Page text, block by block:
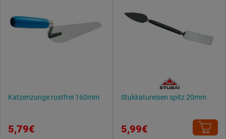
Katzenzunge rostfrei 160mm
5,79€
Stukkatureisen spitz 20mm
5,99€